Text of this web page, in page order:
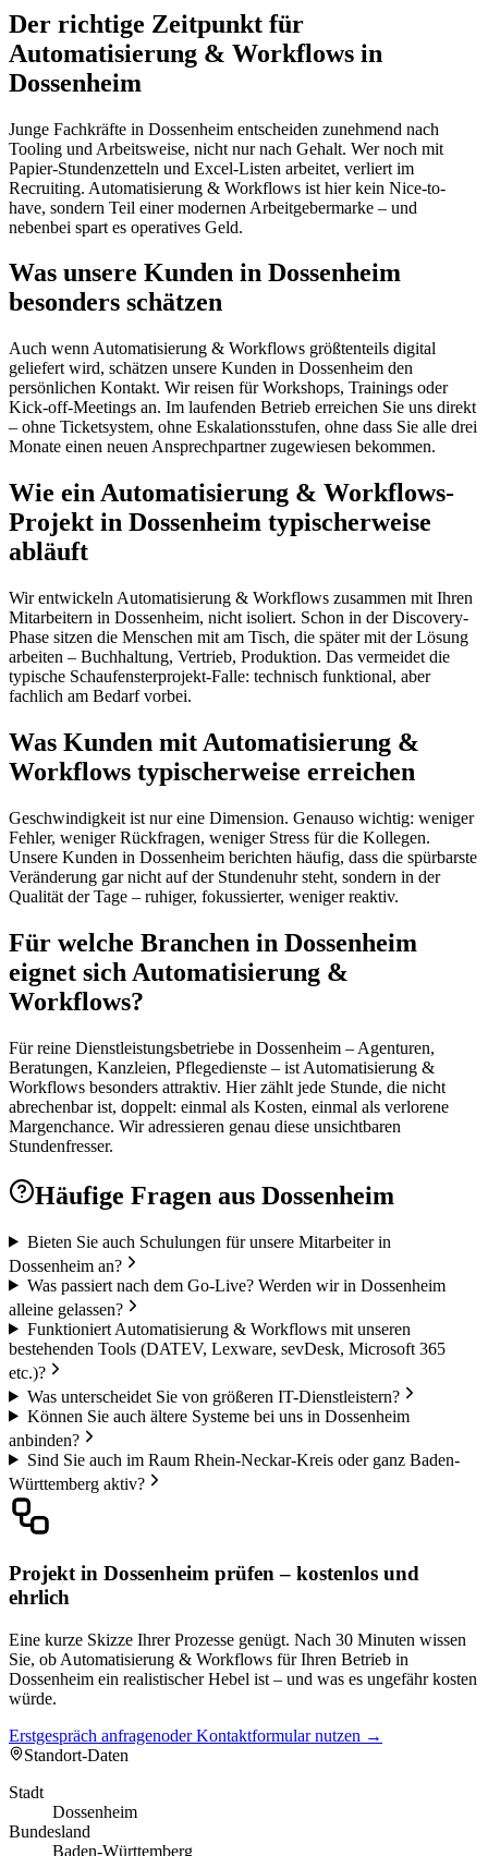
Der richtige Zeitpunkt für
Automatisierung & Workflows in
Dossenheim
Junge Fachkräfte in Dossenheim entscheiden zunehmend nach
Tooling und Arbeitsweise, nicht nur nach Gehalt. Wer noch mit
Papier-Stundenzetteln und Excel-Listen arbeitet, verliert im
Recruiting. Automatisierung & Workflows ist hier kein Nice-to-
have, sondern Teil einer modernen Arbeitgebermarke – und
nebenbei spart es operatives Geld.
Was unsere Kunden in Dossenheim
besonders schätzen
Auch wenn Automatisierung & Workflows größtenteils digital
geliefert wird, schätzen unsere Kunden in Dossenheim den
persönlichen Kontakt. Wir reisen für Workshops, Trainings oder
Kick-off-Meetings an. Im laufenden Betrieb erreichen Sie uns direkt
– ohne Ticketsystem, ohne Eskalationsstufen, ohne dass Sie alle drei
Monate einen neuen Ansprechpartner zugewiesen bekommen.
Wie ein Automatisierung & Workflows-
Projekt in Dossenheim typischerweise
abläuft
Wir entwickeln Automatisierung & Workflows zusammen mit Ihren
Mitarbeitern in Dossenheim, nicht isoliert. Schon in der Discovery-
Phase sitzen die Menschen mit am Tisch, die später mit der Lösung
arbeiten – Buchhaltung, Vertrieb, Produktion. Das vermeidet die
typische Schaufensterprojekt-Falle: technisch funktional, aber
fachlich am Bedarf vorbei.
Was Kunden mit Automatisierung &
Workflows typischerweise erreichen
Geschwindigkeit ist nur eine Dimension. Genauso wichtig: weniger
Fehler, weniger Rückfragen, weniger Stress für die Kollegen.
Unsere Kunden in Dossenheim berichten häufig, dass die spürbarste
Veränderung gar nicht auf der Stundenuhr steht, sondern in der
Qualität der Tage – ruhiger, fokussierter, weniger reaktiv.
Für welche Branchen in Dossenheim
eignet sich Automatisierung &
Workflows?
Für reine Dienstleistungsbetriebe in Dossenheim – Agenturen,
Beratungen, Kanzleien, Pflegedienste – ist Automatisierung &
Workflows besonders attraktiv. Hier zählt jede Stunde, die nicht
abrechenbar ist, doppelt: einmal als Kosten, einmal als verlorene
Margenchance. Wir adressieren genau diese unsichtbaren
Stundenfresser.
Häufige Fragen aus Dossenheim
Bieten Sie auch Schulungen für unsere Mitarbeiter in
Dossenheim an?
Was passiert nach dem Go-Live? Werden wir in Dossenheim
alleine gelassen?
Funktioniert Automatisierung & Workflows mit unseren
bestehenden Tools (DATEV, Lexware, sevDesk, Microsoft 365
etc.)?
Was unterscheidet Sie von größeren IT-Dienstleistern?
Können Sie auch ältere Systeme bei uns in Dossenheim
anbinden?
Sind Sie auch im Raum Rhein-Neckar-Kreis oder ganz Baden-
Württemberg aktiv?
Projekt in Dossenheim prüfen – kostenlos und
ehrlich
Eine kurze Skizze Ihrer Prozesse genügt. Nach 30 Minuten wissen
Sie, ob Automatisierung & Workflows für Ihren Betrieb in
Dossenheim ein realistischer Hebel ist – und was es ungefähr kosten
würde.
Erstgespräch anfragenoder Kontaktformular nutzen →
Standort-Daten
Stadt
Dossenheim
Bundesland
Baden-Württemberg